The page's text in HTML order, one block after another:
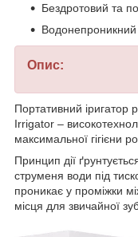
Бездротовий та
Опис:
Портативний іригатор
Irrigator –
максимальної гігієни
Принцип дії
струменя води під
проникає у проміжки
місця для звичайної